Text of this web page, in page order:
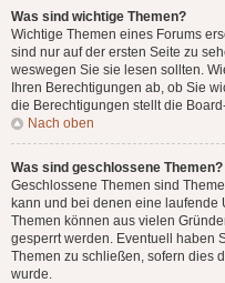
Was sind wichtige Themen?
Wichtige Themen eines Forums
sind nur auf der ersten Seite zu
weswegen Sie sie lesen sollten.
Ihren Berechtigungen ab, ob Sie
die Berechtigungen stellt die
Nach oben
Was sind geschlossene Themen?
Geschlossene Themen sind
kann und bei denen eine laufende
Themen können aus vielen
gesperrt werden. Eventuell haben
Themen zu schließen, sofern dies
wurde.